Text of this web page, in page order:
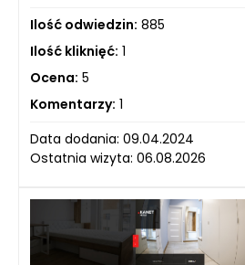
Ilość odwiedzin: 885
Ilość kliknięć: 1
Ocena: 5
Komentarzy: 1
Data dodania: 09.04.2024
Ostatnia wizyta: 06.08.2026